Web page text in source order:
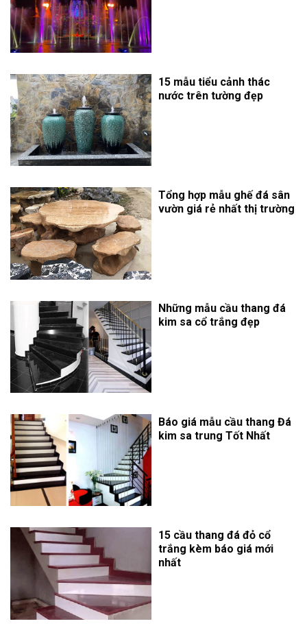
15 mẫu tiểu cảnh thác
nước trên tường đẹp
Tổng hợp mẫu ghế đá sân
vườn giá rẻ nhất thị trường
Những mẫu cầu thang đá
kim sa cổ trắng đẹp
Báo giá mẫu cầu thang Đá
kim sa trung Tốt Nhất
15 cầu thang đá đỏ cổ
trắng kèm báo giá mới
nhất